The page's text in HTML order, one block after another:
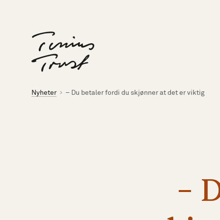
Til forsiden
Brødsmulesti
Nyheter – Du betaler fordi du skjønner at det er viktig
–